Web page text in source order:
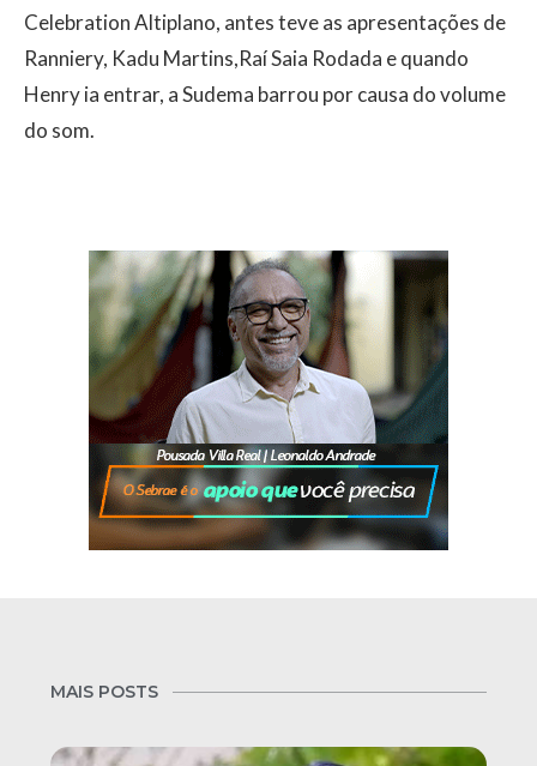
Celebration Altiplano, antes teve as apresentações de
Ranniery, Kadu Martins,Raí Saia Rodada e quando
Henry ia entrar, a Sudema barrou por causa do volume
do som.
MAIS POSTS